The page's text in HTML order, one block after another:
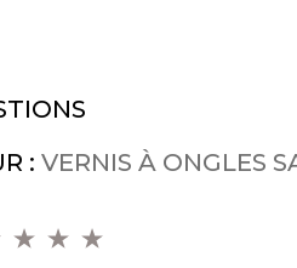
:VERNIS À ONGLES